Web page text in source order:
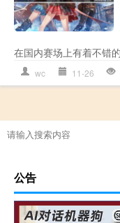
在国内赛场上有着不错
wc 11-26
公告